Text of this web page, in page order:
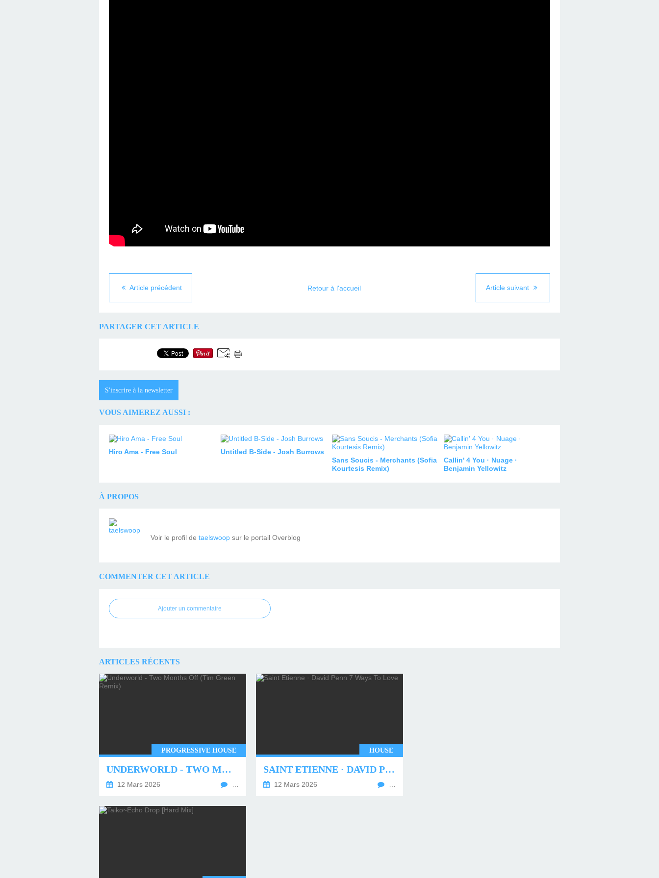
Article précédent Article suivant
Retour à l'accueil
PARTAGER CET ARTICLE
S'inscrire à la newsletter
VOUS AIMEREZ AUSSI :
Hiro Ama - Free Soul
Untitled B-Side - Josh Burrows
Sans Soucis - Merchants (Sofia
Kourtesis Remix)
Callin' 4 You · Nuage ·
Benjamin Yellowitz
À PROPOS
Voir le profil de taelswoop sur le portail Overblog
COMMENTER CET ARTICLE
Ajouter un commentaire
ARTICLES RÉCENTS
PROGRESSIVE HOUSE
UNDERWORLD - TWO MONTHS OFF (TIM GREEN REMIX)
12 Mars 2026
HOUSE
SAINT ETIENNE · DAVID PENN 7 WAYS TO LOVE
12 Mars 2026